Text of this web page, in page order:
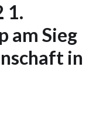
1.
am Sieg
in